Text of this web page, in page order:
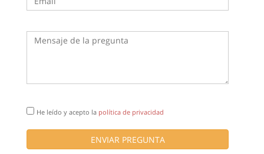
He leído y acepto la política de privacidad
ENVIAR PREGUNTA